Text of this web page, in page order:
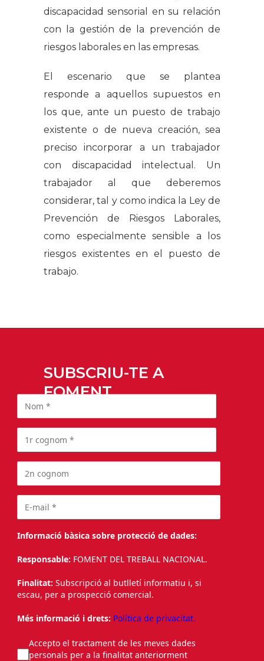
discapacidad sensorial en su relación
con la gestión de la prevención de
riesgos laborales en las empresas.
El escenario que se plantea
responde a aquellos supuestos en
los que, ante un puesto de trabajo
existente o de nueva creación, sea
preciso incorporar a un trabajador
con discapacidad intelectual. Un
trabajador al que deberemos
considerar, tal y como indica la Ley de
Prevención de Riesgos Laborales,
como especialmente sensible a los
riesgos existentes en el puesto de
trabajo.
SUBSCRIU-TE A
FOMENT
Informació bàsica sobre protecció de dades:
Responsable: FOMENT DEL TREBALL NACIONAL.
Finalitat: Subscripció al butlletí informatiu i, si
escau, per a prospecció comercial.
Més informació i drets: Política de privacitat.
Accepto el tractament de les meves dades
personals per a la finalitat anteriorment